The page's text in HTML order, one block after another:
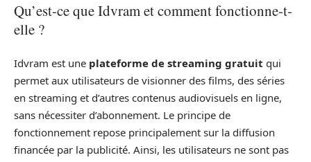
Qu’est-ce que Idvram et comment fonctionne-t-
elle ?
Idvram est une plateforme de streaming gratuit qui
permet aux utilisateurs de visionner des films, des séries
en streaming et d’autres contenus audiovisuels en ligne,
sans nécessiter d’abonnement. Le principe de
fonctionnement repose principalement sur la diffusion
financée par la publicité. Ainsi, les utilisateurs ne sont pas